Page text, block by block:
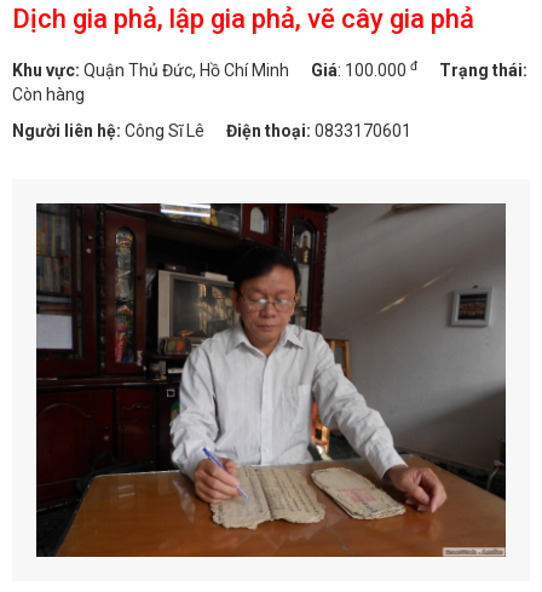
Dịch gia phả, lập gia phả, vẽ cây gia phả
Khu vực: Quận Thủ Đức, Hồ Chí Minh Giá: 100.000 đ
Trạng thái:
Còn hàng
Người liên hệ: Công Sĩ Lê Điện thoại: 0833170601